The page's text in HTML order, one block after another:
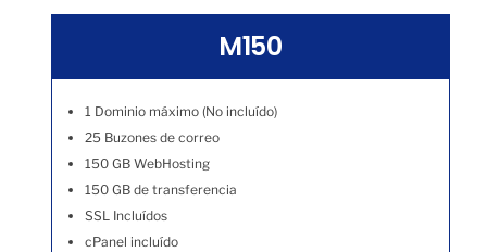
M150
1 Dominio máximo (No incluído)
25 Buzones de correo
150 GB WebHosting
150 GB de transferencia
SSL Incluídos
cPanel incluído